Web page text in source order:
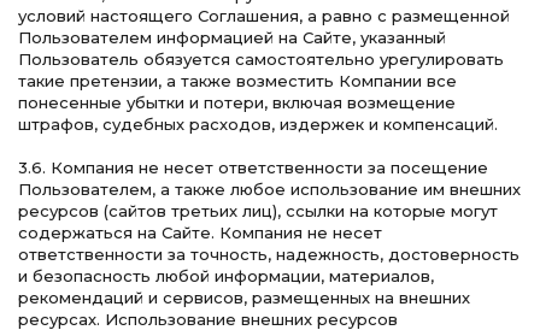
условий настоящего Соглашения, а равно с размещенной
Пользователем информацией на Сайте, указанный
Пользователь обязуется самостоятельно урегулировать
такие претензии, а также возместить Компании все
понесенные убытки и потери, включая возмещение
штрафов, судебных расходов, издержек и компенсаций.
3.6. Компания не несет ответственности за посещение
Пользователем, а также любое использование им внешних
ресурсов (сайтов третьих лиц), ссылки на которые могут
содержаться на Сайте. Компания не несет
ответственности за точность, надежность, достоверность
и безопасность любой информации, материалов,
рекомендаций и сервисов, размещенных на внешних
ресурсах. Использование внешних ресурсов